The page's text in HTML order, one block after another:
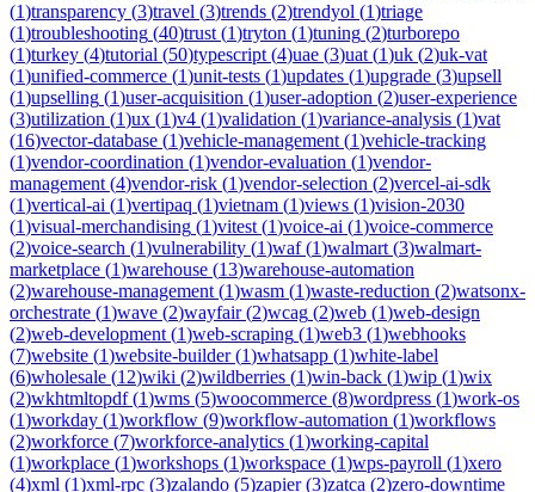
(1)transparency (3)travel (3)trends (2)trendyol (1)triage
(1)troubleshooting (40)trust (1)tryton (1)tuning (2)turborepo
(1)turkey (4)tutorial (50)typescript (4)uae (3)uat (1)uk (2)uk-vat
(1)unified-commerce (1)unit-tests (1)updates (1)upgrade (3)upsell
(1)upselling (1)user-acquisition (1)user-adoption (2)user-experience
(3)utilization (1)ux (1)v4 (1)validation (1)variance-analysis (1)vat
(16)vector-database (1)vehicle-management (1)vehicle-tracking
(1)vendor-coordination (1)vendor-evaluation (1)vendor-
management (4)vendor-risk (1)vendor-selection (2)vercel-ai-sdk
(1)vertical-ai (1)vertipaq (1)vietnam (1)views (1)vision-2030
(1)visual-merchandising (1)vitest (1)voice-ai (1)voice-commerce
(2)voice-search (1)vulnerability (1)waf(1)walmart (3)walmart-
marketplace (1)warehouse (13)warehouse-automation
(2)warehouse-management (1)wasm (1)waste-reduction (2)watsonx-
orchestrate (1)wave (2)wayfair(2)wcag (2)web (1)web-design
(2)web-development (1)web-scraping (1)web3 (1)webhooks
(7)website (1)website-builder(1)whatsapp (1)white-label
(6)wholesale (12)wiki (2)wildberries (1)win-back (1)wip (1)wix
(2)wkhtmltopdf(1)wms (5)woocommerce (8)wordpress (1)work-os
(1)workday (1)workflow (9)workflow-automation (1)workflows
(2)workforce (7)workforce-analytics (1)working-capital
(1)workplace (1)workshops (1)workspace (1)wps-payroll (1)xero
(4)xml (1)xml-rpc (3)zalando (5)zapier(3)zatca (2)zero-downtime